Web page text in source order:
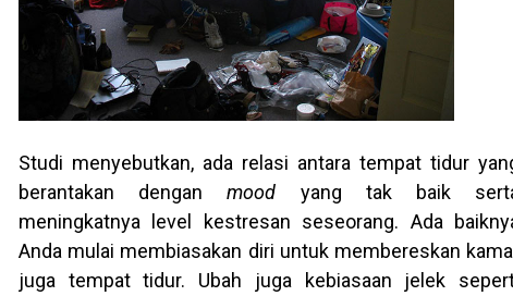
Studi menyebutkan, ada relasi antara tempat tidur
berantakan denganmood yang tak baik
meningkatnya level kestresan seseorang. Ada
Anda mulai membiasakan diri untuk membereskan
juga tempat tidur. Ubah juga kebiasaan jelek